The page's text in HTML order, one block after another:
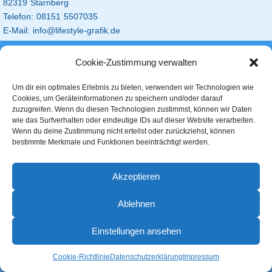
Cookie-Zustimmung verwalten
Um dir ein optimales Erlebnis zu bieten, verwenden wir Technologien wie
Cookies, um Geräteinformationen zu speichern und/oder darauf
zuzugreifen. Wenn du diesen Technologien zustimmst, können wir Daten
wie das Surfverhalten oder eindeutige IDs auf dieser Website verarbeiten.
Wenn du deine Zustimmung nicht erteilst oder zurückziehst, können
bestimmte Merkmale und Funktionen beeinträchtigt werden.
Akzeptieren
Ablehnen
Einstellungen ansehen
Cookie-Richtlinie Datenschutzerklärung Impressum
82319 Starnberg
Telefon: 08151 5507035
E-Mail: info@lifestyle-grafik.de
Lifestyle Grafik Werbetechnik
Powered byNirvana&WordPress.